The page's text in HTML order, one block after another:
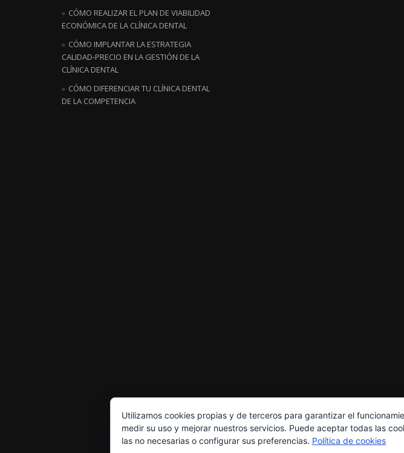
CÓMO REALIZAR EL PLAN DE VIABILIDAD
ECONÓMICA DE LA CLÍNICA DENTAL
CÓMO IMPLANTAR LA ESTRATEGIA
CALIDAD-PRECIO EN LA GESTIÓN DE LA
CLÍNICA DENTAL
CÓMO DIFERENCIAR TU CLÍNICA DENTAL
DE LA COMPETENCIA
Utilizamos cookies propias y de terceros para garantizar el
medir su uso y mejorar nuestros servicios. Puede aceptar todas las
las no necesarias o configurar sus preferencias. Política de cookies